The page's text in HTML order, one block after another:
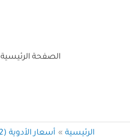
الصفحة الرئيسية
الرئيسية أسعار الأدوية (V2)